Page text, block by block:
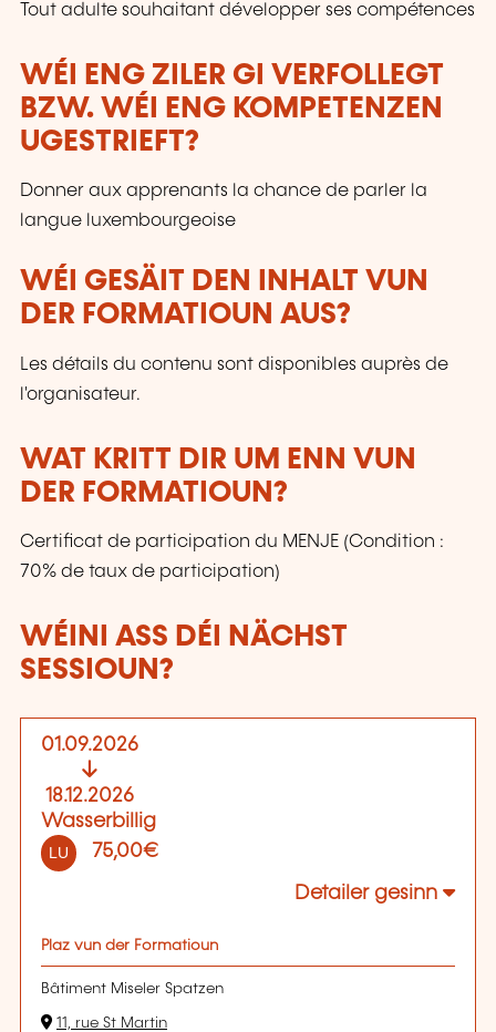
Tout adulte souhaitant développer ses compétences
WÉI ENG ZILER GI VERFOLLEGT
BZW. WÉI ENG KOMPETENZEN
UGESTRIEFT?
Donner aux apprenants la chance de parler la
langue luxembourgeoise
WÉI GESÄIT DEN INHALT VUN
DER FORMATIOUN AUS?
Les détails du contenu sont disponibles auprès de
l'organisateur.
WAT KRITT DIR UM ENN VUN
DER FORMATIOUN?
Certificat de participation du MENJE (Condition :
70% de taux de participation)
WÉINI ASS DÉI NÄCHST
SESSIOUN?
01.09.2026
18.12.2026
Wasserbillig
LU 75,00€
Detailer gesinn
Plaz vun der Formatioun
Bâtiment Miseler Spatzen
11, rue St Martin